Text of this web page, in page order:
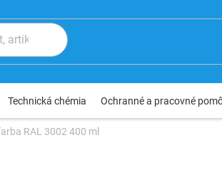
Technická chémia Ochranné a pracovné
RAL 3002 400 ml